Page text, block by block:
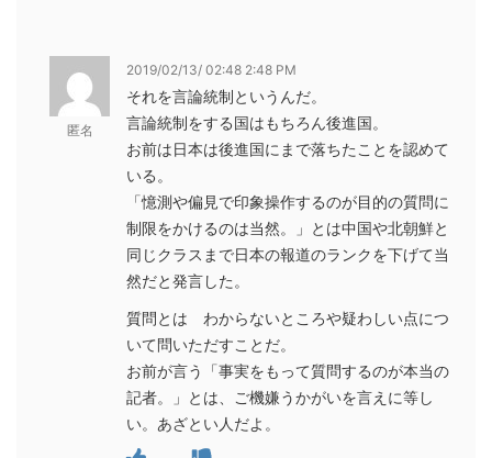
匿名
2019/02/13/ 02:48 2:48 PM
それを言論統制というんだ。
言論統制をする国はもちろん後進国。
お前は日本は後進国にまで落ちたことを認めて
いる。
「憶測や偏見で印象操作するのが目的の質問に
制限をかけるのは当然。」とは中国や北朝鮮と
同じクラスまで日本の報道のランクを下げて当
然だと発言した。
質問とは わからないところや疑わしい点につ
いて問いただすことだ。
お前が言う「事実をもって質問するのが本当の
記者。」とは、ご機嫌うかがいを言えに等し
い。あざとい人だよ。